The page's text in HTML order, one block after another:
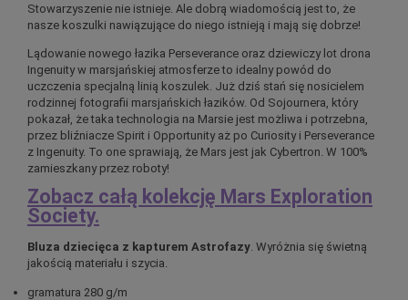
Stowarzyszenie nie istnieje. Ale dobrą wiadomością jest to, że
nasze koszulki nawiązujące do niego istnieją i mają się dobrze!
Lądowanie nowego łazika Perseverance oraz dziewiczy lot drona
Ingenuity w marsjańskiej atmosferze to idealny powód do
uczczenia specjalną linią koszulek. Już dziś stań się nosicielem
rodzinnej fotografii marsjańskich łazików. Od Sojournera, który
pokazał, że taka technologia na Marsie jest możliwa i potrzebna,
przez bliźniacze Spirit i Opportunity aż po Curiosity i Perseverance
z Ingenuity. To one sprawiają, że Mars jest jak Cybertron. W 100%
zamieszkany przez roboty!
Zobacz całą kolekcję Mars Exploration
Society.
Bluza dziecięca z kapturem Astrofazy. Wyróżnia się świetną
jakością materiału i szycia.
gramatura 280 g/m